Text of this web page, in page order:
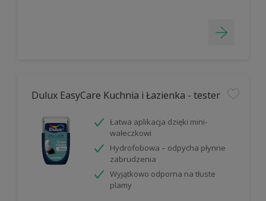
Dulux EasyCare Kuchnia i Łazienka - tester
Łatwa aplikacja dzięki mini-
wałeczkowi
Hydrofobowa – odpycha płynne
zabrudzenia
Wyjątkowo odporna na tłuste
plamy